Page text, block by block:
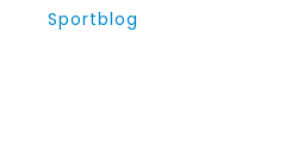
Sportblog